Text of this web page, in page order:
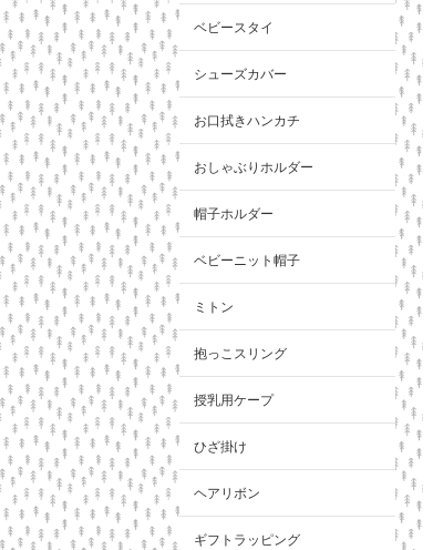
ベビースタイ
シューズカバー
お口拭きハンカチ
おしゃぶりホルダー
帽子ホルダー
ベビーニット帽子
ミトン
抱っこスリング
授乳用ケープ
ひざ掛け
ヘアリボン
ギフトラッピング